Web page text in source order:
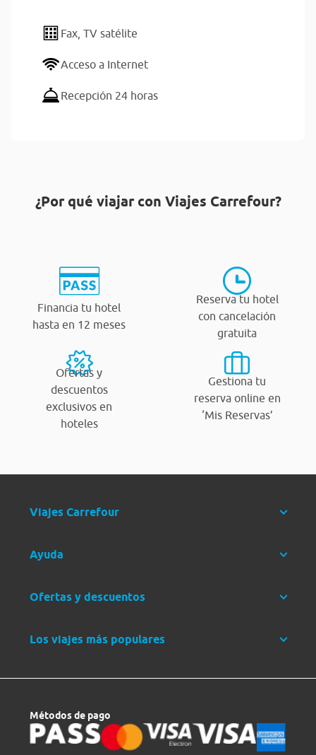
Fax, TV satélite
Acceso a Internet
Recepción 24 horas
¿Por qué viajar con Viajes Carrefour?
Financia tu hotel
hasta en 12 meses
Reserva tu hotel
con cancelación
gratuita
Ofertas y
descuentos
exclusivos en
hoteles
Gestiona tu
reserva online en
‘Mis Reservas’
Viajes Carrefour
Ayuda
Ofertas y descuentos
Los viajes más populares
Métodos de pago